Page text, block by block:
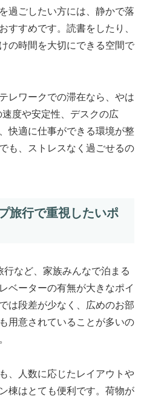
過ごしたい方には、静かで落
すすめです。読書をしたり、
の時間を大切にできる空間で
レワークでの滞在なら、やは
度や安定性、デスクの広
快適に仕事ができる環境が整
も、ストレスなく過ごせるの
旅行で重視したいポ
など、家族みんなで泊まる
ベーターの有無が大きなポイ
は段差が少なく、広めのお部
用意されていることが多いの
、人数に応じたレイアウトや
棟はとても便利です。荷物が